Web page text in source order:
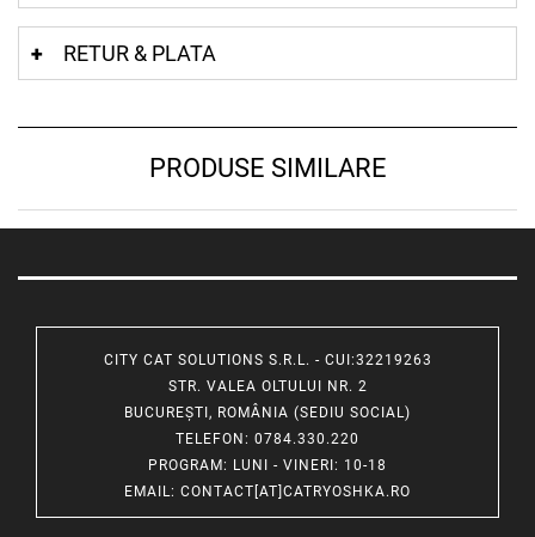
RETUR & PLATA
PRODUSE SIMILARE
CITY CAT SOLUTIONS S.R.L. - CUI:32219263
STR. VALEA OLTULUI NR. 2
BUCUREȘTI, ROMÂNIA (SEDIU SOCIAL)
TELEFON : 0784.330.220
PROGRAM: LUNI - VINERI: 10-18
EMAIL: CONTACT[AT]CATRYOSHKA.RO